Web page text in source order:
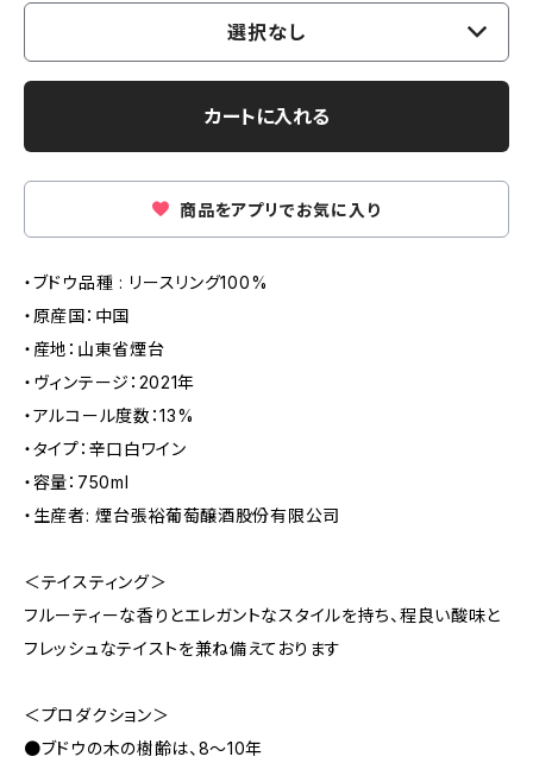
選択なし
カートに入れる
商品をアプリでお気に入り
・ブドウ品種 : リースリング100%
・原産国：中国
・産地：山東省煙台
・ヴィンテージ：2021年
・アルコール度数：13%
・タイプ：辛口白ワイン
・容量：750ml
・生産者: 煙台張裕葡萄醸酒股份有限公司
＜テイスティング＞
フルーティーな香りとエレガントなスタイルを持ち、程良い酸味と
フレッシュなテイストを兼ね備えております
＜プロダクション＞
●ブドウの木の樹齢は、8～10年